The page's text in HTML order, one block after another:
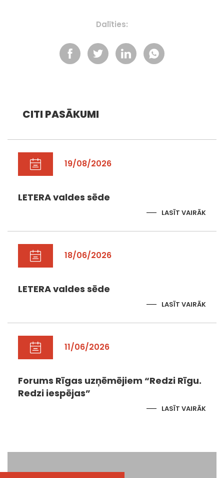
Dalīties:
CITI PASĀKUMI
19/08/2026
LETERA valdes sēde
LASĪT VAIRĀK
18/06/2026
LETERA valdes sēde
LASĪT VAIRĀK
11/06/2026
Forums Rīgas uzņēmējiem “Redzi Rīgu.
Redzi iespējas”
LASĪT VAIRĀK